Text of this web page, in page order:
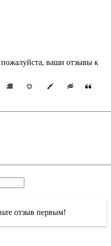
пожалуйста, ваши отзывы к
отзыв первым!